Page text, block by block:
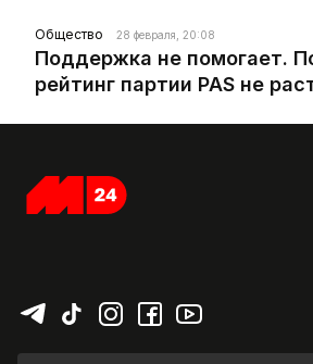
Общество 28 февраля, 20:08
Поддержка не помогает.
рейтинг партии PAS не